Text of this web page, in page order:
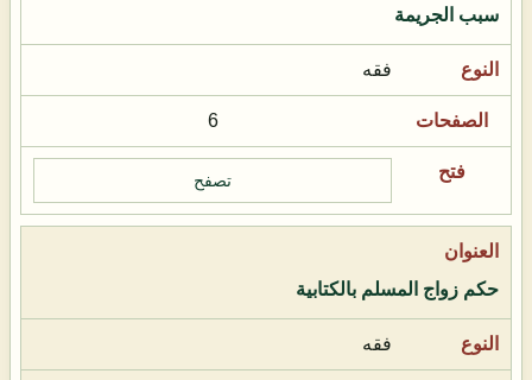
سبب الجريمة
فقه
6
تصفح
حكم زواج المسلم بالكتابية
فقه